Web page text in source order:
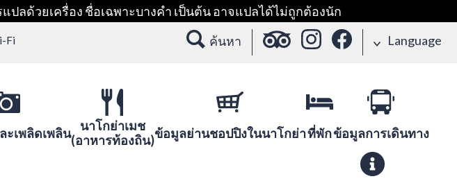
ปลด้วยเครื่อง ชื่อเฉพาะบางคำ เป็นต้น อาจแปลได้ไม่ถูกต้องนัก
Fi ค้นหา Language
ะเพลิดเพลิน
นาโกย่าเมช
(อาหารท้องถิน)ข้อมูลย่านชอปปิงในนาโกย่าที่พักข้อมูลการเดินทาง